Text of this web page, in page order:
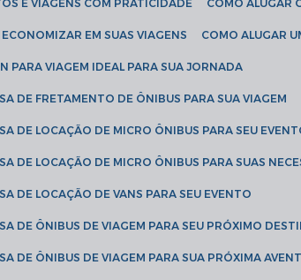
E VIAGENS COM PRATICIDADE COMO
EM SUAS VIAGENS COMO ALUGAR
PARA VIAGEM IDEAL PARA SUA JORNADA
DE FRETAMENTO DE ÔNIBUS PARA SUA VIAGEM
DE LOCAÇÃO DE MICRO ÔNIBUS PARA SEU
DE LOCAÇÃO DE MICRO ÔNIBUS PARA SUAS
DE LOCAÇÃO DE VANS PARA SEU EVENTO
DE ÔNIBUS DE VIAGEM PARA SEU PRÓXIMO
DE ÔNIBUS DE VIAGEM PARA SUA PRÓXIMA